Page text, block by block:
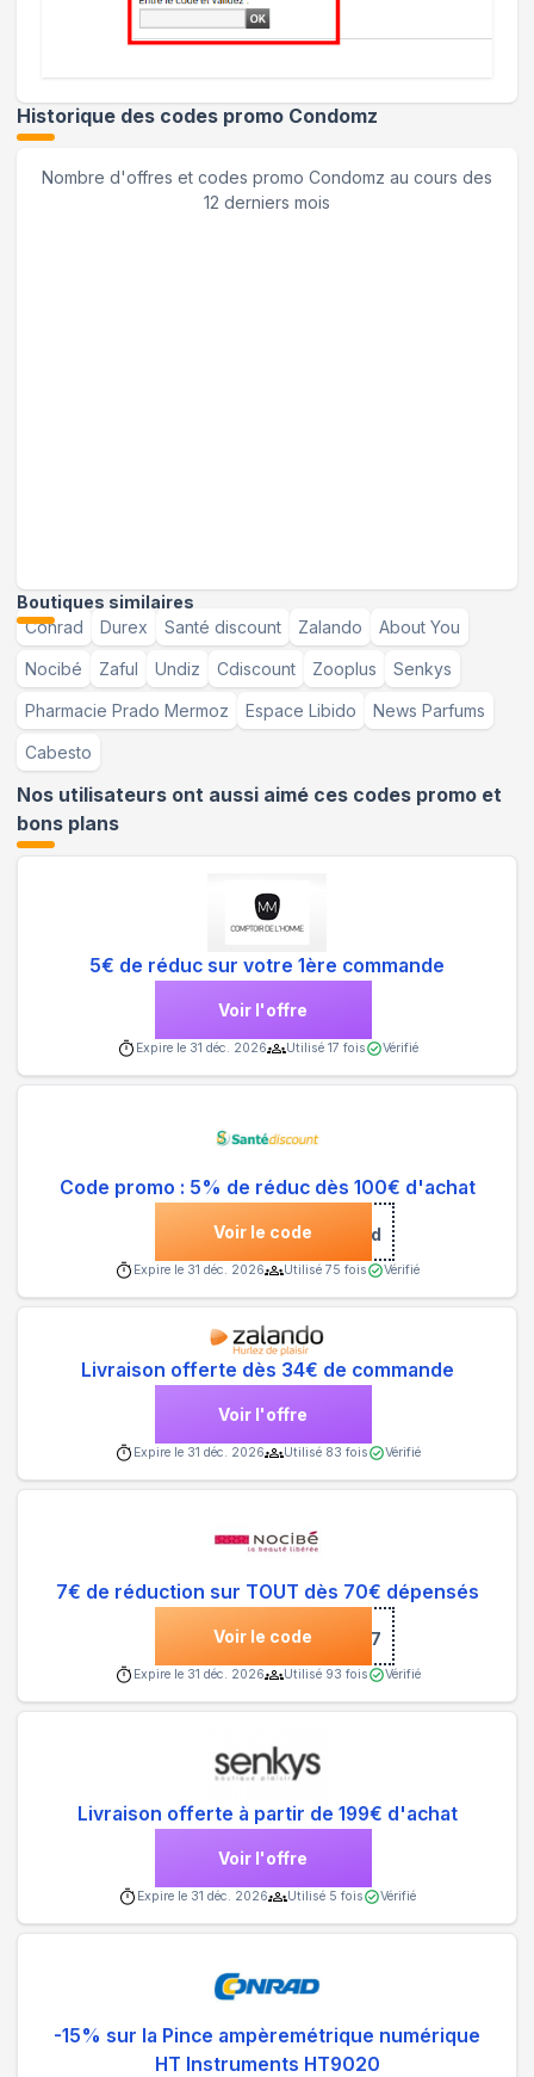
Historique des codes promo Condomz
Nombre d'offres et codes promo Condomz au cours des
12 derniers mois
Boutiques similaires
Conrad
Durex Santé discount Zalando About You
Nocibé Zaful Undiz Cdiscount Zooplus Senkys
Pharmacie Prado Mermoz Espace Libido News Parfums
Cabesto
Nos utilisateurs ont aussi aimé ces codes promo et
bons plans
5€ de réduc sur votre 1ère commande
Voir l'offre
Expire le 31 déc. 2026 Utilisé 17 fois Vérifié
Code promo : 5% de réduc dès 100€ d'achat
Voir le code***mo100sd
Expire le 31 déc. 2026 Utilisé 75 fois Vérifié
Livraison offerte dès 34€ de commande
Voir l'offre
Expire le 31 déc. 2026 Utilisé 83 fois Vérifié
7€ de réduction sur TOUT dès 70€ dépensés
Voir le code ***697
Expire le 31 déc. 2026 Utilisé 93 fois Vérifié
Livraison offerte à partir de 199€ d'achat
Voir l'offre
Expire le 31 déc. 2026 Utilisé 5 fois Vérifié
-15% sur la Pince ampèremétrique numérique
HT Instruments HT9020